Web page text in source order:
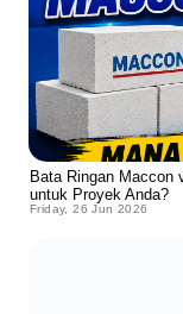
Bata Ringan Maccon
untuk Proyek Anda?
Friday, 26 Jun 2026